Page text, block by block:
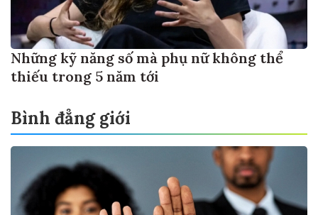
Những kỹ năng số mà phụ nữ không thể
thiếu trong 5 năm tới
Bình đẳng giới